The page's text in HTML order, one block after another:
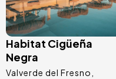
Habitat Cigüeña
Negra
Valverde del Fresno